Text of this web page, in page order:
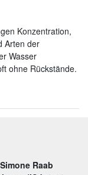
Konzentration,
Arten der
Wasser
ohne Rückstände.
Raab